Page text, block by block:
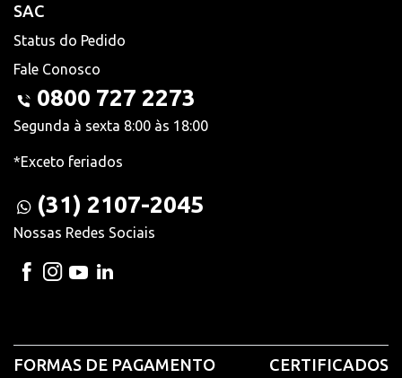
SAC
Status do Pedido
Fale Conosco
0800 727 2273
Segunda à sexta 8:00 às 18:00
*Exceto feriados
(31) 2107-2045
Nossas Redes Sociais
FORMAS DE PAGAMENTO CERTIFICADOS